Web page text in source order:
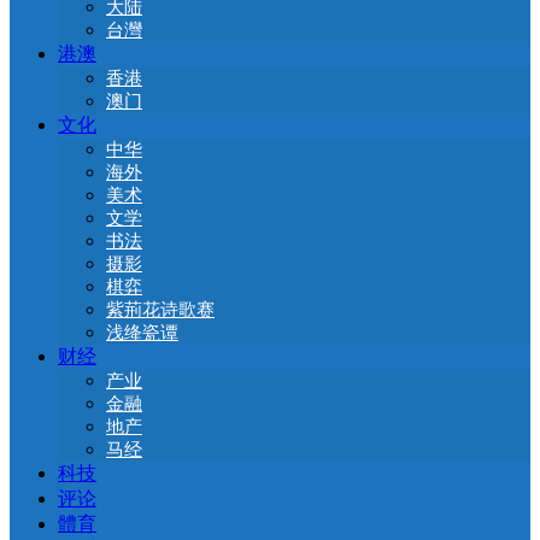
大陆
台灣
港澳
香港
澳门
文化
中华
海外
美术
文学
书法
摄影
棋弈
紫荊花诗歌赛
浅绛瓷谭
财经
产业
金融
地产
马经
科技
评论
體育